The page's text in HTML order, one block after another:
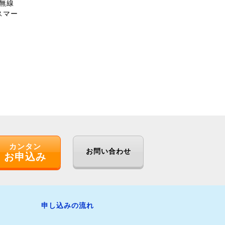
線
マー
カンタン
お申込み お問い合わせ
申し込みの流れ